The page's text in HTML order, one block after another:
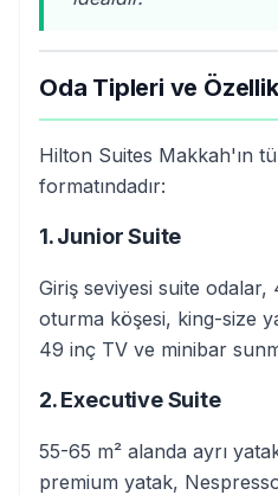
Oda Tipleri ve
Hilton Suites Makkah'ın
formatındadır:
1. Junior Suite
Giriş seviyesi suite odalar,
oturma köşesi, king-size
49 inç TV ve minibar
2. Executive Suite
55-65 m² alanda ayrı
premium yatak,